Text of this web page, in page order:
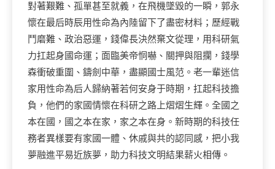
對著艱難、孤單甚至就義，在飛機墜毀的一瞬，郭永
懷在最后時辰用性命為內陸留下了盡密材料；歷經戰
鬥磨難、政治惡運，錢偉長決然棄文從理，用科研氣
力扛起身國命運；面臨美帝恫嚇、關押與阻攔，錢學
森衝破重圍、鑄劍中華，盡顯國士風范。老一輩迷信
家用性命為后人歸納著若何安身于時期，扛起科技擔
負，他們的家國情懷在科研之路上熠熠生輝。全國之
本在國，國之本在家，家之本在身。新時期的科技任
務者異樣要有家國一體、休戚與共的認同感，把小我
夢融進平易近族夢，助力科技文明結果薪火相傳。